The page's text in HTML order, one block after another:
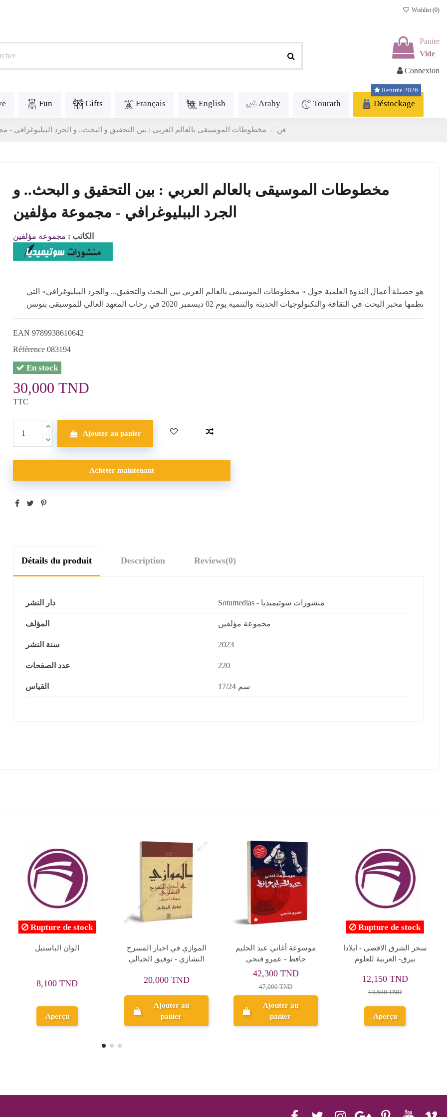
Wishlist (0)
Panier
Vide
Connexion
Fun Gifts Français English Araby Tourath Déstockage
Rentrée 2026
Art - فن مخطوطات الموسيقى بالعالم العربي : بين التحقيق و البحث.. و الجرد الببليوغرافي -
مخطوطات الموسيقى بالعالم العربي : بين التحقيق و البحث.. و
الجرد الببليوغرافي - مجموعة مؤلفين
الكاتب : مجموعة مؤلفين
هو حصيلة أعمال الندوة العلمية حول « مخطوطات الموسيقى بالعالم العربي بين البحث والتحقيق... والجرد الببليوغرافي» التي
نظمها مخبر البحث في الثقافة والتكنولوجيات الحديثة والتنمية يوم 02 ديسمبر 2020 في رحاب المعهد العالي للموسيقى بتونس
EAN 9789938610642
Référence 083194
En stock
30,000 TND
TTC
Ajouter au panier
Acheter maintenant
Détails du produit Description Reviews(0)
دار النشر Sotumedias - منشورات سوتيميديا
المؤلف مجموعة مؤلفين
سنة النشر 2023
عدد الصفحات 220
القياس 17/24 سم
Rupture de stock
الاغاني الشعبية في تونس -
30,000 TND
Aperçu
هند رستم ذكرياتي - أيمن
الحكيم
Ajouter au
panier
الموسيقى لعبة اطفال -
فرنسوا دوللاند
30,000 TND
Ajouter au
panier
موسوعة فن الرسم على
الزجاج
18,000 TND
Ajouter au